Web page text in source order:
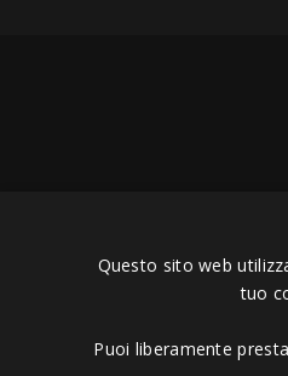
Questo sito web
tuo
Puoi liberamente